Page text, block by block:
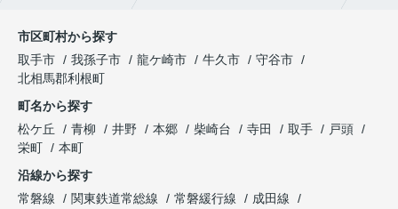
市区町村から探す
取手市
我孫子市 龍ケ崎市 牛久市
守谷市
北相馬郡利根町
町名から探す
松ケ丘
青柳 井野 本郷 柴崎台 寺田 取手
戸頭
栄町
本町
沿線から探す
常磐線
関東鉄道常総線 常磐緩行線
成田線